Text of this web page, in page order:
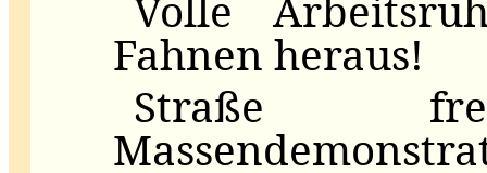
Fahnen heraus!
Straße